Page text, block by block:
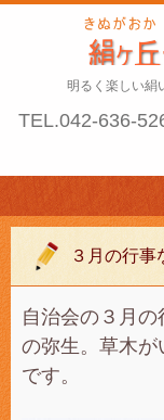
明るく楽しい絹
TEL.042-636-
３月の行事
自治会の３月
の弥生。草木が
です。